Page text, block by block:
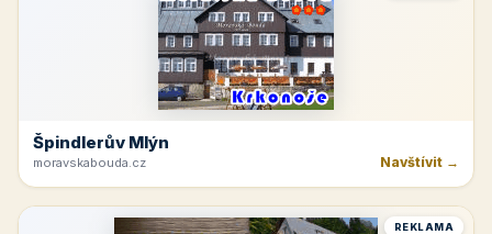
Špindlerův Mlýn
moravskabouda.cz Navštívit →
REKLAMA